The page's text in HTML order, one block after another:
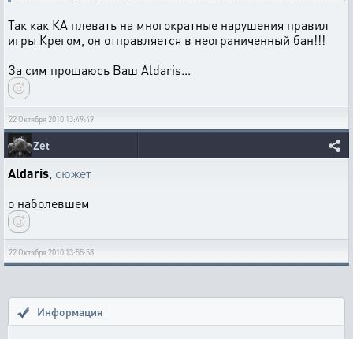
Так как КА плевать на многократные нарушения правил
игры Крегом, он отправляется в неограниченный бан!!!
За сим прошаюсь Ваш Aldaris...
22 Октября 2010 13:49:49
Zet
Aldaris сюжет
о наболевшем
22 Октября 2010 13:55:58
Информация